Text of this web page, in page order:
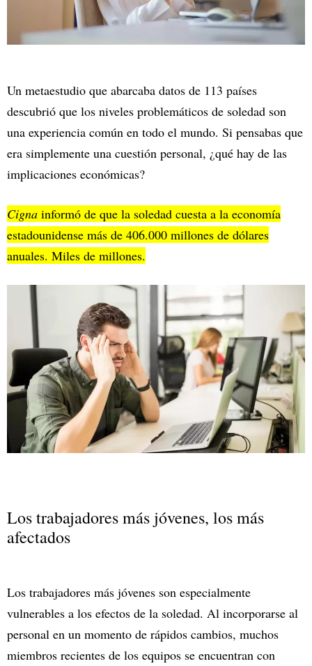
Un metaestudio que abarcaba datos de 113 países
descubrió que los niveles problemáticos de soledad son
una experiencia común en todo el mundo. Si pensabas que
era simplemente una cuestión personal, ¿qué hay de las
implicaciones económicas?
Cigna informó de que la soledad cuesta a la economía
estadounidense más de 406.000 millones de dólares
anuales. Miles de millones.
Los trabajadores más jóvenes, los más
afectados
Los trabajadores más jóvenes son especialmente
vulnerables a los efectos de la soledad. Al incorporarse al
personal en un momento de rápidos cambios, muchos
miembros recientes de los equipos se encuentran con